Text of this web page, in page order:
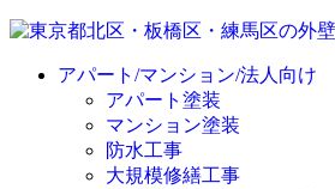
アパート/マンション/法人向け
アパート塗装
マンション塗装
防水工事
大規模修繕工事